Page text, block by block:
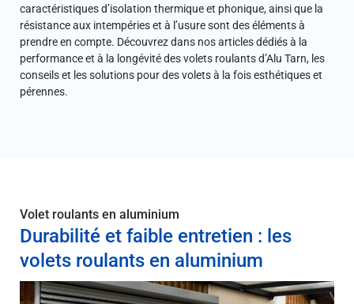
caractéristiques d’isolation thermique et phonique, ainsi que la
résistance aux intempéries et à l’usure sont des éléments à
prendre en compte. Découvrez dans nos articles dédiés à la
performance et à la longévité des volets roulants d’Alu Tarn, les
conseils et les solutions pour des volets à la fois esthétiques et
pérennes.
Volet roulants en aluminium
Durabilité et faible entretien : les
volets roulants en aluminium